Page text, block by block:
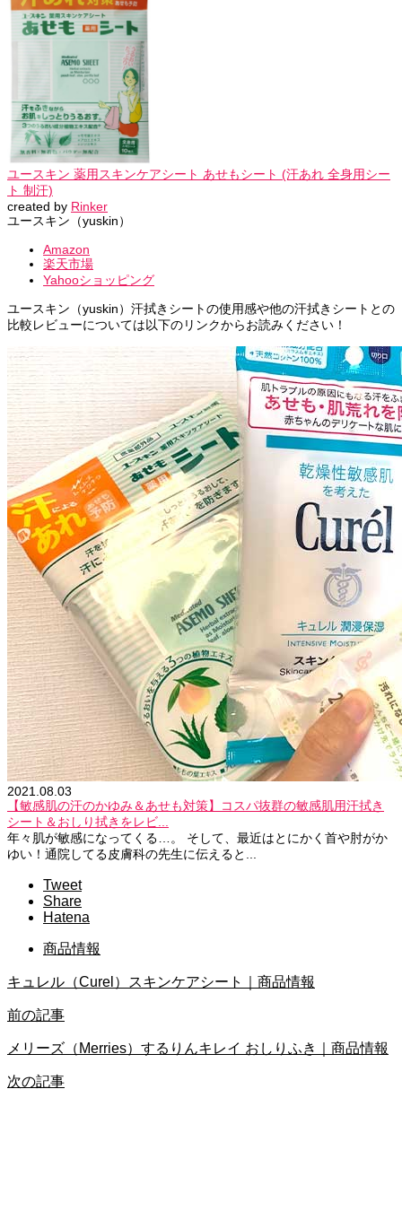
ユースキン 薬用スキンケアシート あせもシート (汗あれ 全身用シー
ト 制汗)
created by Rinker
ユースキン（yuskin）
Amazon
楽天市場
Yahooショッピング
ユースキン（yuskin）汗拭きシートの使用感や他の汗拭きシートとの
比較レビューについては以下のリンクからお読みください！
2021.08.03
【敏感肌の汗のかゆみ＆あせも対策】コスパ抜群の敏感肌用汗拭き
シート＆おしり拭きをレビ...
年々肌が敏感になってくる…。 そして、最近はとにかく首や肘がか
ゆい！通院してる皮膚科の先生に伝えると...
Tweet
Share
Hatena
商品情報
キュレル（Curel）スキンケアシート｜商品情報
前の記事
メリーズ（Merries）するりんキレイ おしりふき｜商品情報
次の記事